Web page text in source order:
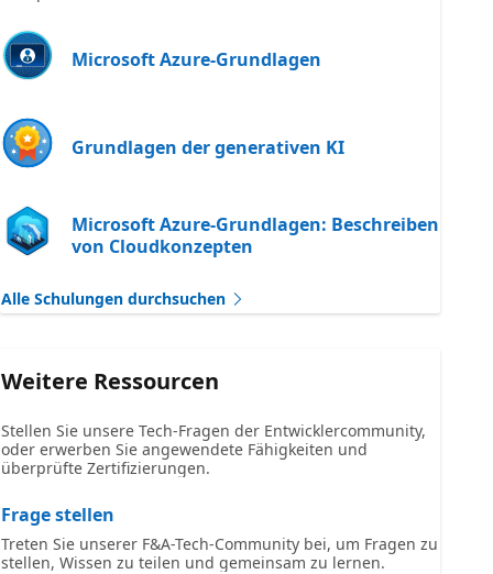
Microsoft Azure-Grundlagen
Grundlagen der generativen KI
Microsoft Azure-Grundlagen: Beschreiben
von Cloudkonzepten
Alle Schulungen durchsuchen
Weitere Ressourcen
Stellen Sie unsere Tech-Fragen der Entwicklercommunity,
oder erwerben Sie angewendete Fähigkeiten und
überprüfte Zertifizierungen.
Frage stellen
Treten Sie unserer F&A-Tech-Community bei, um Fragen zu
stellen, Wissen zu teilen und gemeinsam zu lernen.